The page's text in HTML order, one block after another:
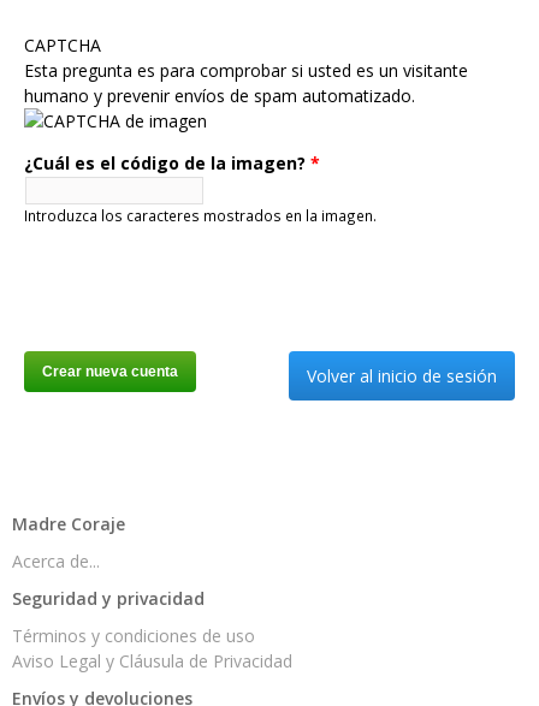
CAPTCHA
Esta pregunta es para comprobar si usted es un visitante
humano y prevenir envíos de spam automatizado.
¿Cuál es el código de la imagen? *
Introduzca los caracteres mostrados en la imagen.
Volver al inicio de sesión
Madre Coraje
Acerca de...
Seguridad y privacidad
Términos y condiciones de uso
Aviso Legal y Cláusula de Privacidad
Envíos y devoluciones